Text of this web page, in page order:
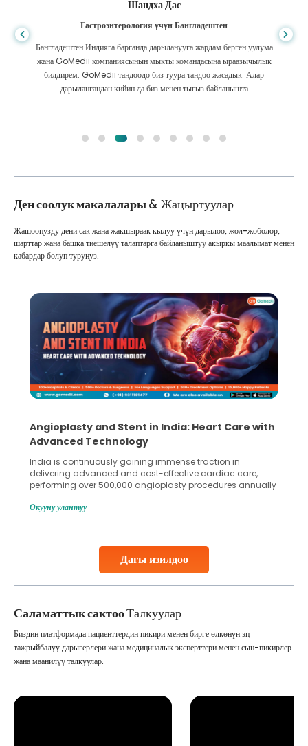
Шандха Дас
Гастроэнтерология үчүн Бангладештен
Бангладештен Индияга барганда дарыланууга жардам берген уулума
жана GoMedii компаниясынын мыкты командасына ыраазычылык
билдирем. GoMedii тандоодо биз туура тандоо жасадык. Алар
дарылангандан кийин да биз менен тыгыз байланышта
Ден соолук макалалары& Жаңыртуулар
Дагы изилдөө
Жашооңузду дени сак жана жакшыраак кылуу үчүн дарылоо, жол-жоболор,
шарттар жана башка тиешелүү талаптарга байланыштуу акыркы маалымат менен
кабардар болуп туруңуз.
Angioplasty and Stent in India: Heart Care with
Advanced Technology
India is continuously gaining immense traction in
delivering advanced and cost-effective cardiac care,
performing over 500,000 angioplasty procedures annually
globe are searching for treatments like angioplasty and
Studies, such as one published
Окууну улантуу
Саламаттык сактооТалкуулар
Биздин платформада пациенттердин пикири менен бирге өлкөнүн эң
тажрыйбалуу дарыгерлери жана медициналык эксперттери менен сын-пикирлер
жана маанилүү талкуулар.